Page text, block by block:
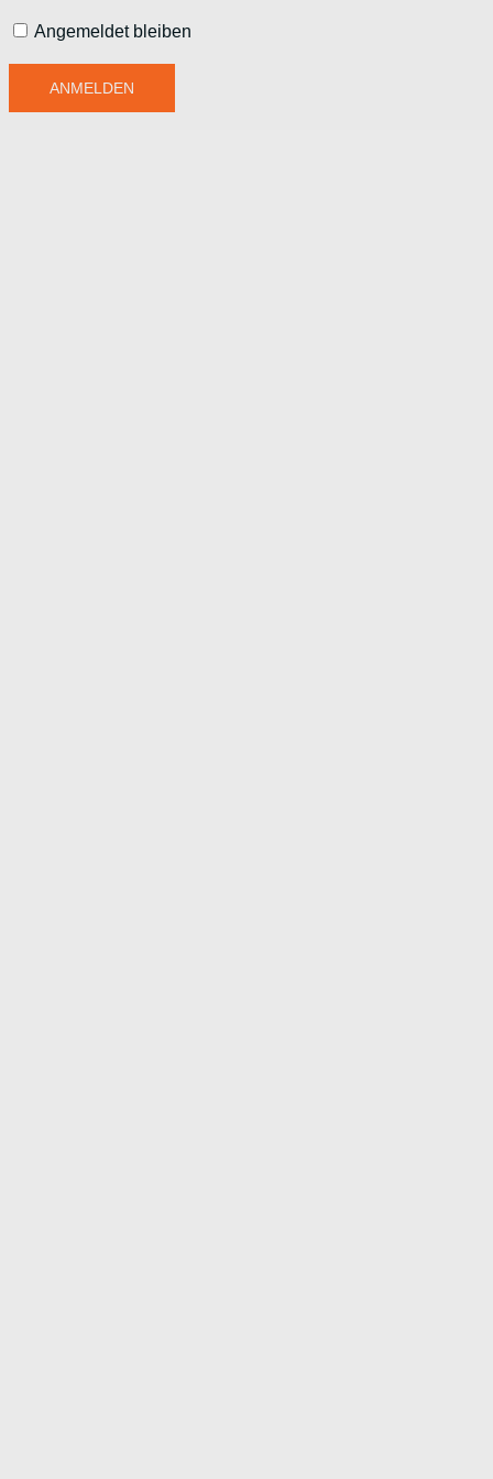
Angemeldet bleiben